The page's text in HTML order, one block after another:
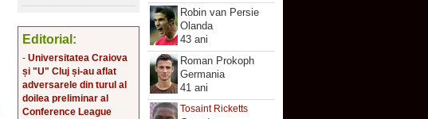
Editorial:
- Universitatea Craiova
și "U" Cluj și-au aflat
adversarele din turul al
doilea preliminar al
Conference League
Robin van Persie
Olanda
43 ani
Roman Prokoph
Germania
41 ani
Tosaint Ricketts